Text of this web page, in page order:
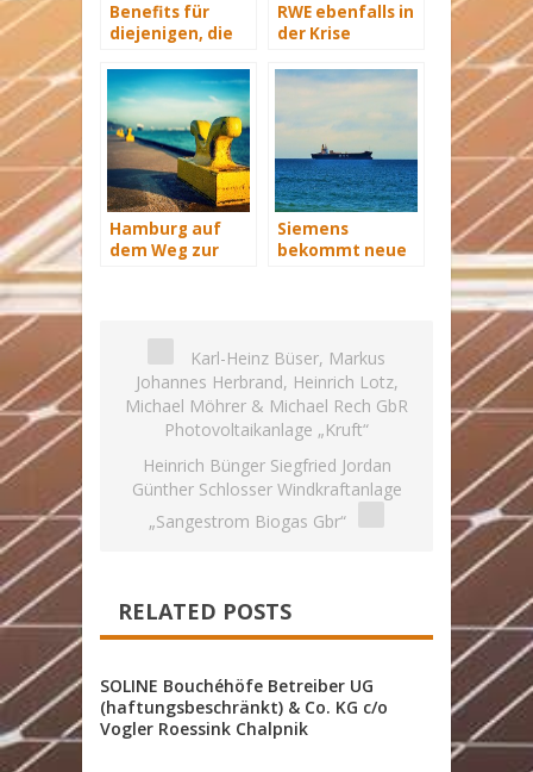
Benefits für
diejenigen, die
sanieren
RWE ebenfalls in
der Krise
Hamburg auf
dem Weg zur
Siemens
bekommt neue
Karl-Heinz Büser, Markus
Johannes Herbrand, Heinrich Lotz,
Michael Möhrer & Michael Rech GbR
Photovoltaikanlage „Kruft“
Heinrich Bünger Siegfried Jordan
Günther Schlosser Windkraftanlage
„Sangestrom Biogas Gbr“
RELATED POSTS
SOLINE Bouchéhöfe Betreiber UG
(haftungsbeschränkt) & Co. KG c/o
Vogler Roessink Chalpnik